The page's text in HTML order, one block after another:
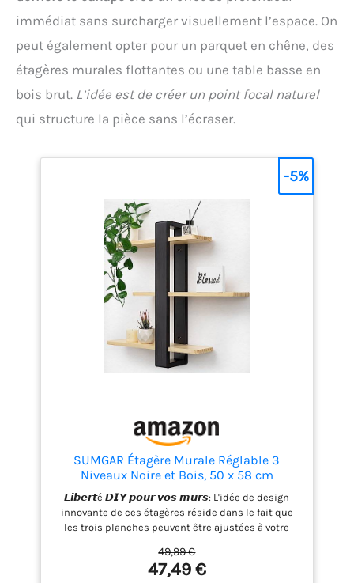
immédiat sans surcharger visuellement l’espace. On
peut également opter pour un parquet en chêne, des
étagères murales flottantes ou une table basse en
bois brut. L’idée est de créer un point focal naturel
qui structure la pièce sans l’écraser.
SUMGAR Étagère Murale Réglable 3
Niveaux Noire et Bois, 50 x 58 cm
𝙇𝙞𝙗𝙚𝙧𝙩é 𝘿𝙄𝙔 𝙥𝙤𝙪𝙧 𝙫𝙤𝙨 𝙢𝙪𝙧𝙨: L'idée de design
innovante de ces étagères réside dans le fait que
les trois planches peuvent être ajustées à votre
alignées de manière ordonnée ou disposées en
quinconce, vous pouvez créer une œuvre d'art
49,99 €
47,49 €
-5%